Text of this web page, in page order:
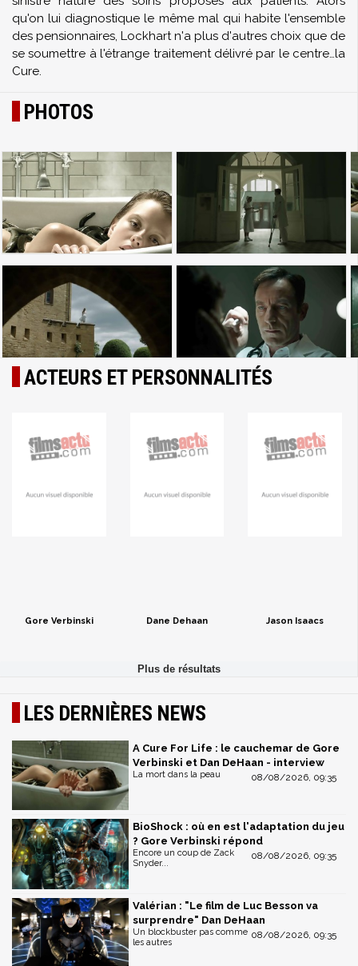
qu'on lui diagnostique le même mal qui habite l'ensemble
des pensionnaires, Lockhart n'a plus d'autres choix que de
se soumettre à l'étrange traitement délivré par le centre…la
Cure.
PHOTOS
ACTEURS ET PERSONNALITÉS
Gore Verbinski Dane Dehaan Jason Isaacs
LES DERNIÈRES NEWS
A Cure For Life : le cauchemar de Gore
Verbinski et Dan DeHaan - interview
08/08/2026, 09:35
La mort dans la peau
BioShock : où en est l'adaptation du jeu
? Gore Verbinski répond
08/08/2026, 09:35
Encore un coup de Zack
Snyder...
Valérian : "Le film de Luc Besson va
surprendre" Dan DeHaan
08/08/2026, 09:35
Un blockbuster pas comme
les autres